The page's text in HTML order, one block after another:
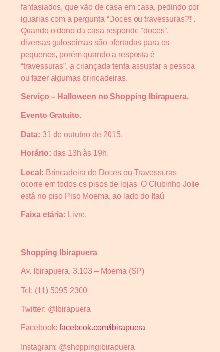
fantasiados, que vão de casa em casa, pedindo por
iguarias com a pergunta “Doces ou travessuras?!”.
Quando o dono da casa responde “doces”,
diversas guloseimas são ofertadas para os
pequenos, porém quando a resposta é
“travessuras”, a criançada tenta assustar a pessoa
ou fazer algumas brincadeiras.
Serviço – Halloween no Shopping Ibirapuera.
Evento Gratuito.
Data: 31 de outubro de 2015.
Horário: das 13h às 19h.
Local: Brincadeira de Doces ou Travessuras
ocorre em todos os pisos de lojas. O Clubinho Jolie
está no piso Piso Moema, ao lado do Itaú.
Faixa etária: Livre.
Shopping Ibirapuera
Av. Ibirapuera, 3.103 – Moema (SP)
Tel: (11) 5095 2300
Twitter: @Ibirapuera
Facebook: facebook.com/ibirapuera
Instagram: @shoppingibirapuera